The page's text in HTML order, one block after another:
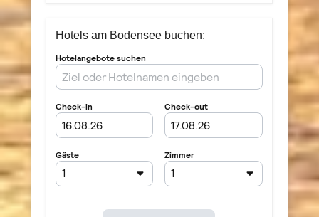
Hotels am Bodensee buchen: